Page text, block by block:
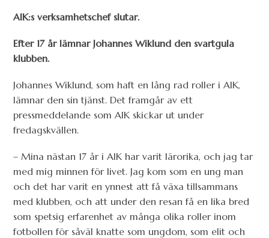
AIK:s verksamhetschef slutar.
Efter 17 år lämnar Johannes Wiklund den svartgula
klubben.
Johannes Wiklund, som haft en lång rad roller i AIK,
lämnar den sin tjänst. Det framgår av ett
pressmeddelande som AIK skickar ut under
fredagskvällen.
– Mina nästan 17 år i AIK har varit lärorika, och jag tar
med mig minnen för livet. Jag kom som en ung man
och det har varit en ynnest att få växa tillsammans
med klubben, och att under den resan få en lika bred
som spetsig erfarenhet av många olika roller inom
fotbollen för såväl knatte som ungdom, som elit och